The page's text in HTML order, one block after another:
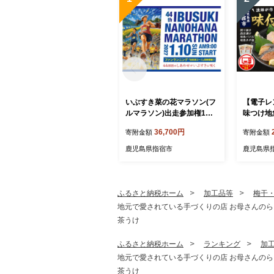
いぶすき菜の花マラソン(フ
ルマラソン)出走参加権1名
ン実行委員会/IB049-001)
寄附金額 36,700円
鹿児島県指宿市
【電子
味つけ
魚 味付
レンジ
寄附金額
鹿児島県
ふるさと納税ホーム 加工品等
梅干
地元で愛されている手づくりの店 お母さんの
茶うけ
ふるさと納税ホーム ランキング
加
地元で愛されている手づくりの店 お母さんの
茶うけ